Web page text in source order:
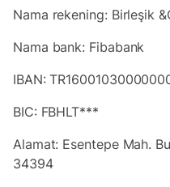
Nama rekening: Birleşik
Nama bank: Fibabank
IBAN:
BIC: FBHLT***
Alamat: Esentepe Mah.
34394